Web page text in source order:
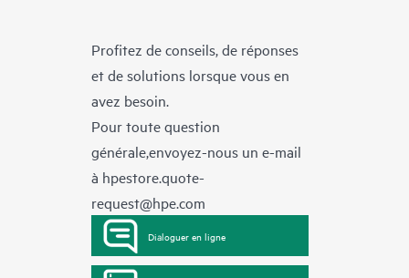
Profitez de conseils, de réponses
et de solutions lorsque vous en
avez besoin.
Pour toute question
générale,envoyez-nous un e-mail
à hpestore.quote-
request@hpe.com
Dialoguer en ligne